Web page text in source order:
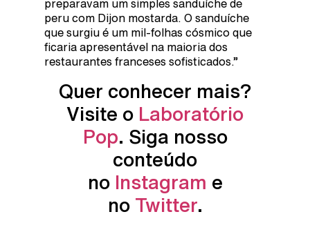
preparavam um simples sanduíche de
peru com Dijon mostarda. O sanduíche
que surgiu é um mil-folhas cósmico que
ficaria apresentável na maioria dos
restaurantes franceses sofisticados.”
Quer conhecer mais?
Visite o Laboratório
Pop. Siga nosso
conteúdo
no Instagram e
no Twitter.